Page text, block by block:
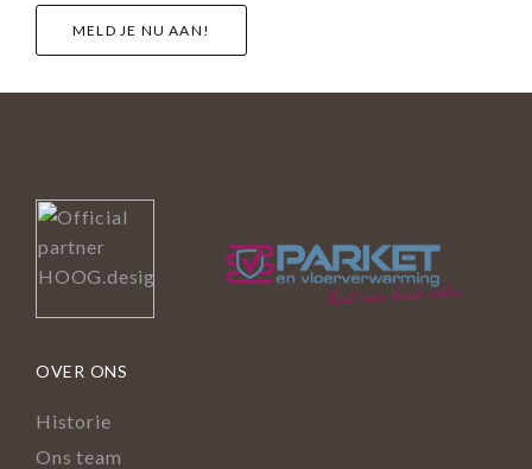
MELD JE NU AAN!
OVER ONS
Historie
Ons team